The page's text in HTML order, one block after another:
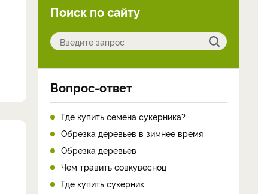
Поиск по сайту
Вопрос-ответ
Где купить семена сукерника?
Обрезка деревьев в зимнее время
Обрезка деревьев
Чем травить совкувесноц
Где купить сукерник